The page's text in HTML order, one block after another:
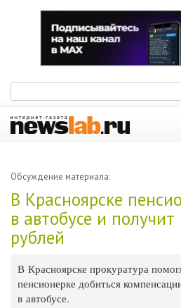
Обсуждение материала:
В Красноярске
в автобусе и
рублей
В Красноярске прокуратура
пенсионерке добиться
в автобусе.